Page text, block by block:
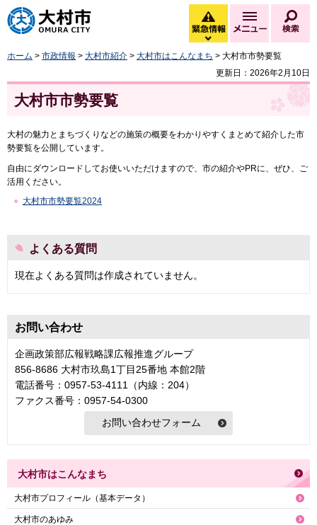
大村市
緊急情報
緊急情報を開く
メニュー
ホーム > 市政情報 > 大村市紹介 > 大村市はこんなまち > 大村市市勢要覧
更新日：2026年2月10日
大村市市勢要覧
大村の魅力とまちづくりなどの施策の概要をわかりやすくまとめて紹介した市
勢要覧を公開しています。
自由にダウンロードしてお使いいただけますので、市の紹介やPRに、ぜひ、ご
活用ください。
大村市市勢要覧2024
よくある質問
現在よくある質問は作成されていません。
お問い合わせ
企画政策部広報戦略課広報推進グループ
856-8686 大村市玖島1丁目25番地 本館2階
電話番号：0957-53-4111（内線：204）
ファクス番号：0957-54-0300
大村市はこんなまち
大村市プロフィール（基本データ）
大村市のあゆみ